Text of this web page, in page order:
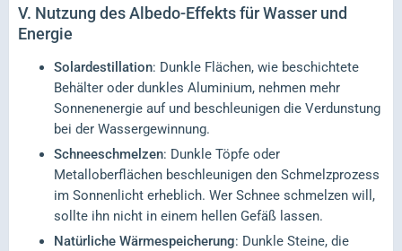
V. Nutzung des Albedo-Effekts für Wasser und
Energie
Solardestillation: Dunkle Flächen, wie beschichtete
Behälter oder dunkles Aluminium, nehmen mehr
Sonnenenergie auf und beschleunigen die Verdunstung
bei der Wassergewinnung.
Schneeschmelzen: Dunkle Töpfe oder
Metalloberflächen beschleunigen den Schmelzprozess
im Sonnenlicht erheblich. Wer Schnee schmelzen will,
sollte ihn nicht in einem hellen Gefäß lassen.
Natürliche Wärmespeicherung: Dunkle Steine, die